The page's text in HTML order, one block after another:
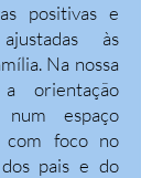
positivas e
às
Na nossa
orientação
espaço
com foco no
pais e do